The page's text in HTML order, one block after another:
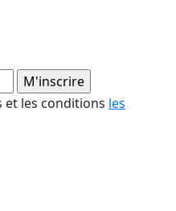
et les conditions les